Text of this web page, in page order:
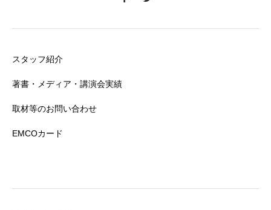
スタッフ紹介
著書・メディア・講演会実績
取材等のお問い合わせ
EMCOカード